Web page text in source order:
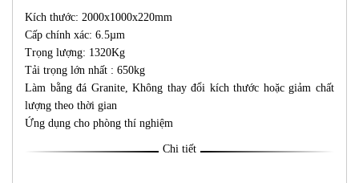
Kích thước: 2000x1000x220mm
Cấp chính xác: 6.5µm
Trọng lượng: 1320Kg
Tải trọng lớn nhất : 650kg
Làm bằng đá Granite, Không thay đổi kích thước hoặc giảm chất
lượng theo thời gian
Ứng dụng cho phòng thí nghiệm
Chi tiết